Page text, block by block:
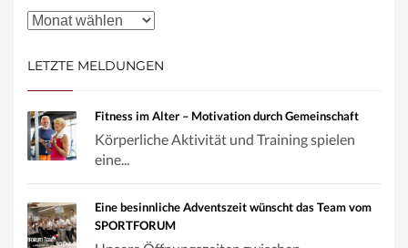
LETZTE MELDUNGEN
Fitness im Alter – Motivation durch Gemeinschaft
Körperliche Aktivität und Training spielen
eine...
Eine besinnliche Adventszeit wünscht das Team vom
SPORTFORUM